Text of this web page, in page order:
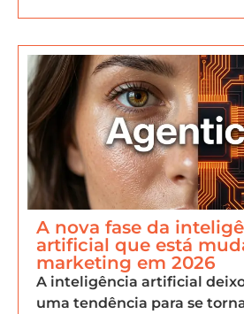
A nova fase da
artificial que está
marketing em 2026
A inteligência artificial
uma tendência para se